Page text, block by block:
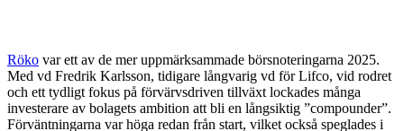
Röko var ett av de mer uppmärksammade börsnoteringarna 2025.
Med vd Fredrik Karlsson, tidigare långvarig vd för Lifco, vid rodret
och ett tydligt fokus på förvärvsdriven tillväxt lockades många
investerare av bolagets ambition att bli en långsiktig ”compounder”.
Förväntningarna var höga redan från start, vilket också speglades i